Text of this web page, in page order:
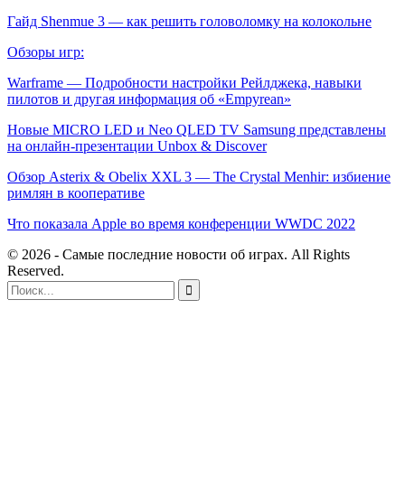
Гайд Shenmue 3 — как решить головоломку на колокольне
Обзоры игр:
Warframe — Подробности настройки Рейлджека, навыки
пилотов и другая информация об «Empyrean»
Новые MICRO LED и Neo QLED TV Samsung представлены
на онлайн-презентации Unbox & Discover
Обзор Asterix & Obelix XXL 3 — The Crystal Menhir: избиение
римлян в кооперативе
Что показала Apple во время конференции WWDC 2022
© 2026 - Самые последние новости об играх. All Rights
Reserved.